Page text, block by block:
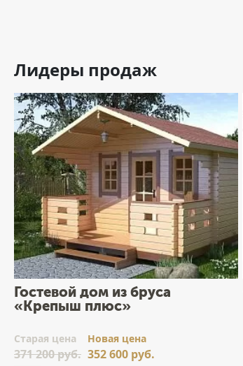
Лидеры продаж
Гостевой дом из бруса
«Крепыш плюс»
Cтарая цена
371 200 руб.
Новая цена
352 600 руб.